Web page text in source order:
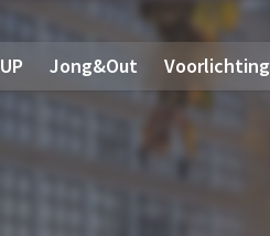
Jong&Out Voorlichting